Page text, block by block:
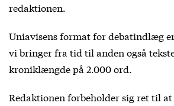
redaktionen.
Uniavisens format for debatindlæg
vi bringer fra tid til anden også
kroniklængde på 2.000 ord.
Redaktionen forbeholder sig ret til